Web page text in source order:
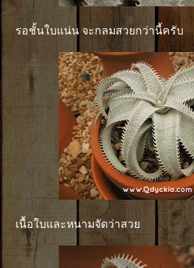
รอชั้นใบแน่น จะกลมสวยกว่านี้ครับ
เนื้อใบและหนามจัดว่าสวย